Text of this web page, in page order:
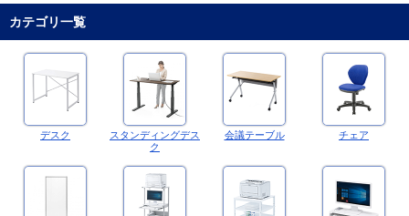
カテゴリ一覧
デスク
スタンディングデス
ク
会議テーブル チェア